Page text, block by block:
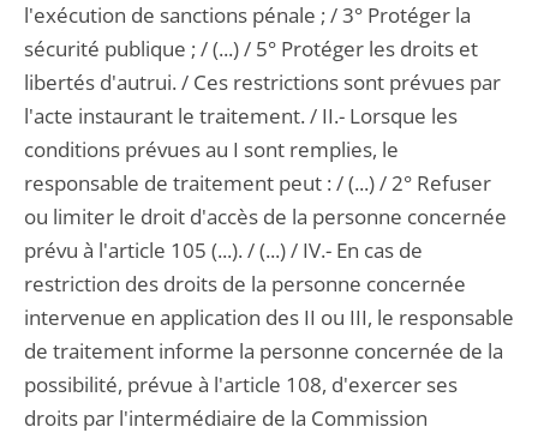
l'exécution de sanctions pénale ; / 3° Protéger la
sécurité publique ; / (...) / 5° Protéger les droits et
libertés d'autrui. / Ces restrictions sont prévues par
l'acte instaurant le traitement. / II.- Lorsque les
conditions prévues au I sont remplies, le
responsable de traitement peut : / (...) / 2° Refuser
ou limiter le droit d'accès de la personne concernée
prévu à l'article 105 (...). / (...) / IV.- En cas de
restriction des droits de la personne concernée
intervenue en application des II ou III, le responsable
de traitement informe la personne concernée de la
possibilité, prévue à l'article 108, d'exercer ses
droits par l'intermédiaire de la Commission